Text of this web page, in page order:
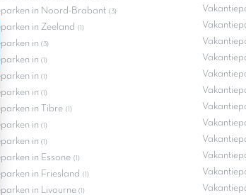
in Noord-Brabant (3)
in Zeeland (1)
in (3)
in (1)
in (1)
in (1)
in Tibre (1)
in (1)
in (1)
in Essone (1)
in Friesland (1)
in Livourne (1)